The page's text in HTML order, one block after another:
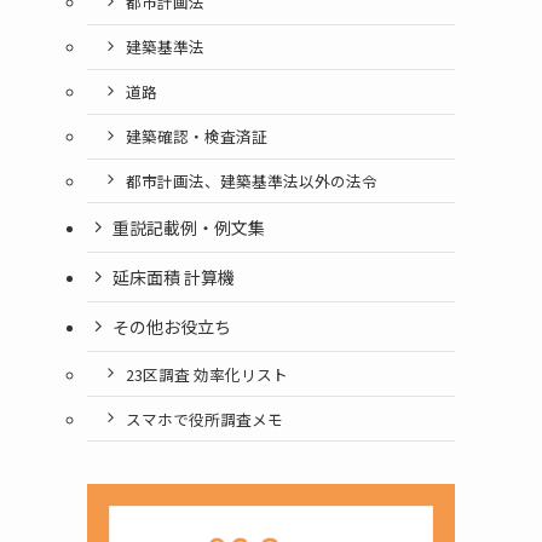
建築基準法
道路
建築確認・検査済証
都市計画法、建築基準法以外の法令
重説記載例・例文集
延床面積 計算機
その他お役立ち
23区調査 効率化リスト
スマホで役所調査メモ